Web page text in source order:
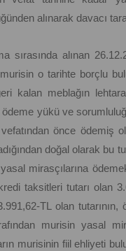
alınarak davacı
sırasında alınan
o tarihte borçlu
kalan meblağın
ödeme yükü ve
önce ödemiş
doğal olarak bu
mirasçılarına
taksitleri tutarı olan
TL olan
murisin yasal
murisinin fiil ehliyeti